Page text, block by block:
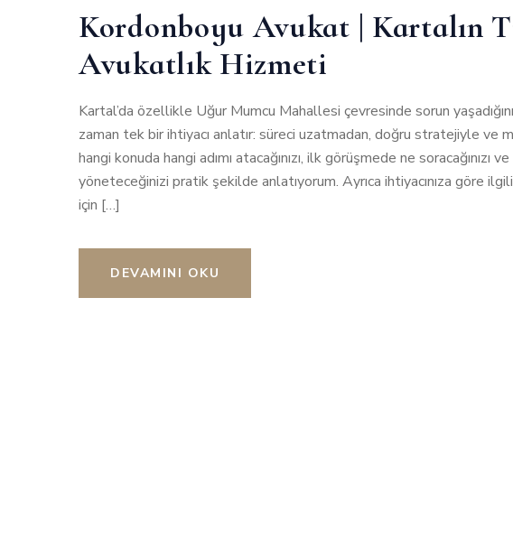
Kordonboyu Avukat | Kartalın
Avukatlık Hizmeti
Kartal’da özellikle Uğur Mumcu Mahallesi çevresinde sorun
zaman tek bir ihtiyacı anlatır: süreci uzatmadan, doğru stratejiyle ve
hangi konuda hangi adımı atacağınızı, ilk görüşmede ne soracağınızı
yöneteceğinizi pratik şekilde anlatıyorum. Ayrıca ihtiyacınıza göre
için […]
DEVAMINI OKU